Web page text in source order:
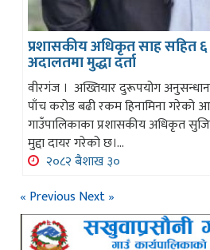
प्रशासकीय अधिकृत साह सहित
अदालतमा मुद्धा दर्ता
वीरगंज । अख्तियार दुरूपयोग
पाँच करोड बढी रकम हिनामिना गरेको
गाउँपालिकाका प्रशासकीय अधिकृत
मुद्दा दायर गरेको छ।...
२०८२ बैशाख ३०
« Previous Next »